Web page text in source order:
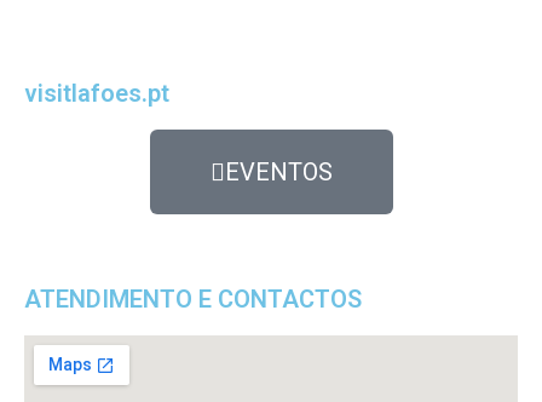
visitlafoes.pt
EVENTOS
ATENDIMENTO E CONTACTOS